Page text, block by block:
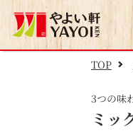
TOP
3つの味
ミッ